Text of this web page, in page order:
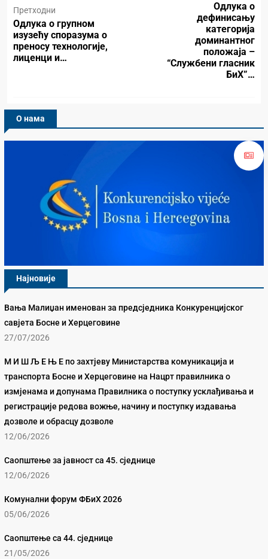
Претходни
Одлука о групном
изузећу споразума о
преносу технологије,
лиценци и…
Одлука о
дeфинисaњу
кaтeгoриja
дoминaнтнoг
пoлoжaja –
“Службени гласник
БиХ”…
О нама
Најновије
Вања Малиџан именован за предсједника Конкуренцијског
савјета Босне и Херцеговине
27/07/2026
М И Ш Љ Е Њ Е по захтјеву Министарства комуникација и
транспорта Босне и Херцеговине на Нацрт правилника о
измјенама и допунама Правилника о поступку усклађивања и
регистрације редова вожње, начину и поступку издавања
дозволе и обрасцу дозволе
12/06/2026
Саопштење за јавност са 45. сједнице
12/06/2026
Комунални форум ФБиХ 2026
05/06/2026
Саопштење са 44. сједнице
21/05/2026